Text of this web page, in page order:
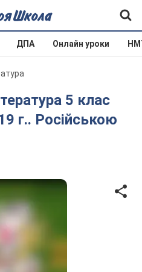
ДПА Онлайн уроки
5 клас
г.. Російською